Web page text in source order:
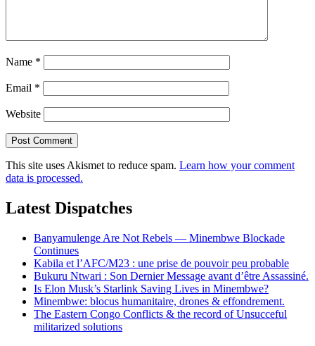
Name *
Email *
Website
This site uses Akismet to reduce spam. Learn how your comment
data is processed.
Latest Dispatches
Banyamulenge Are Not Rebels — Minembwe Blockade
Continues
Kabila et l’AFC/M23 : une prise de pouvoir peu probable
Bukuru Ntwari : Son Dernier Message avant d’être Assassiné.
Is Elon Musk’s Starlink Saving Lives in Minembwe?
Minembwe: blocus humanitaire, drones & effondrement.
The Eastern Congo Conflicts & the record of Unsucceful
militarized solutions